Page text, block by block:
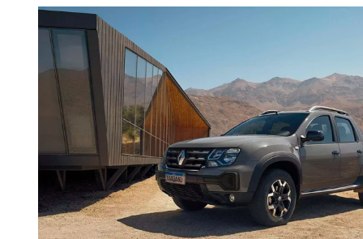
A grade frontal e o
As barras de teto que
o visual mais robusto,
de sofisticação ao